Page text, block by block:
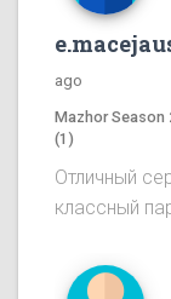
ago
Mazhor Season
(1)
Отличный
классный